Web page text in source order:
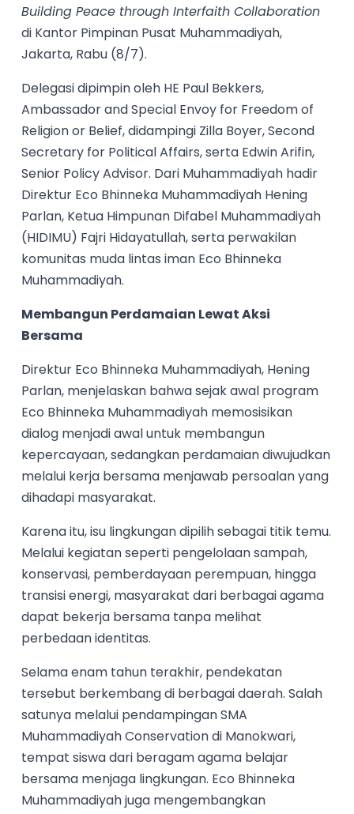
Building Peace through Interfaith Collaboration
di Kantor Pimpinan Pusat Muhammadiyah,
Jakarta, Rabu (8/7).
Delegasi dipimpin oleh HE Paul Bekkers,
Ambassador and Special Envoy for Freedom of
Religion or Belief, didampingi Zilla Boyer, Second
Secretary for Political Affairs, serta Edwin Arifin,
Senior Policy Advisor. Dari Muhammadiyah hadir
Direktur Eco Bhinneka Muhammadiyah Hening
Parlan, Ketua Himpunan Difabel Muhammadiyah
(HIDIMU) Fajri Hidayatullah, serta perwakilan
komunitas muda lintas iman Eco Bhinneka
Muhammadiyah.
Membangun Perdamaian Lewat Aksi
Bersama
Direktur Eco Bhinneka Muhammadiyah, Hening
Parlan, menjelaskan bahwa sejak awal program
Eco Bhinneka Muhammadiyah memosisikan
dialog menjadi awal untuk membangun
kepercayaan, sedangkan perdamaian diwujudkan
melalui kerja bersama menjawab persoalan yang
dihadapi masyarakat.
Karena itu, isu lingkungan dipilih sebagai titik temu.
Melalui kegiatan seperti pengelolaan sampah,
konservasi, pemberdayaan perempuan, hingga
transisi energi, masyarakat dari berbagai agama
dapat bekerja bersama tanpa melihat
perbedaan identitas.
Selama enam tahun terakhir, pendekatan
tersebut berkembang di berbagai daerah. Salah
satunya melalui pendampingan SMA
Muhammadiyah Conservation di Manokwari,
tempat siswa dari beragam agama belajar
bersama menjaga lingkungan. Eco Bhinneka
Muhammadiyah juga mengembangkan